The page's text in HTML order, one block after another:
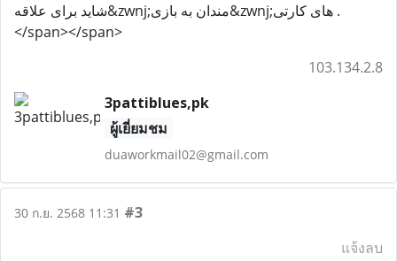
شاید برای علاقه&zwnj;مندان به بازی&zwnj;های کارتی .
</span></span>
103.134.2.8
3pattiblues,pk
ผู้เยี่ยมชม
duaworkmail02@gmail.com
30 ก.ย. 2568 11:31 #3
แจ้งลบ